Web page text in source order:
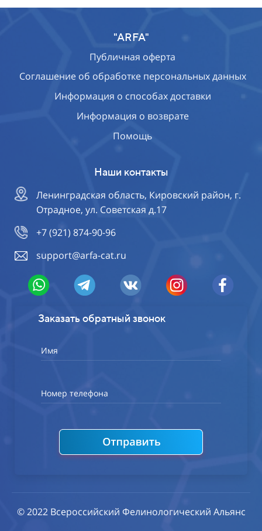
"ARFA"
Публичная оферта
Соглашение об обработке персональных данных
Информация о способах доставки
Информация о возврате
Помощь
Наши контакты
Ленинградская область, Кировский район, г.
Отрадное, ул. Советская д.17
+7 (921) 874-90-96
support@arfa-cat.ru
Заказать обратный звонок
Имя
Номер телефона
© 2022 Всероссийский Фелинологический Альянс